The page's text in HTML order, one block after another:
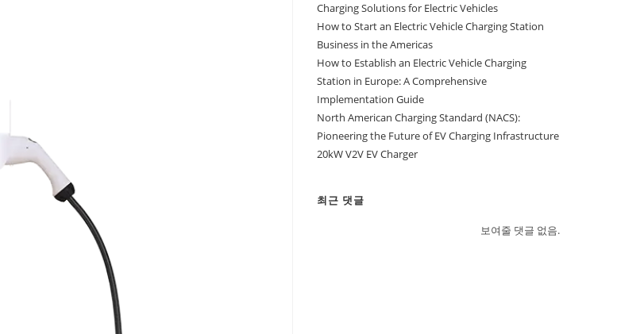
Charging Solutions for Electric Vehicles
How to Start an Electric Vehicle Charging Station
Business in the Americas
How to Establish an Electric Vehicle Charging
Station in Europe: A Comprehensive
Implementation Guide
North American Charging Standard (NACS):
Pioneering the Future of EV Charging Infrastructure
20kW V2V EV Charger
최근 댓글
보여줄 댓글 없음.